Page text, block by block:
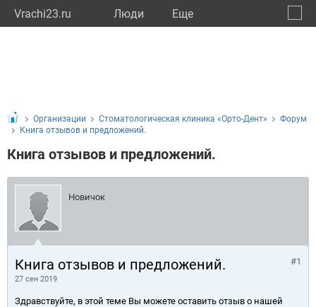
Vrachi23.ru Люди Eще
Организации Стоматологическая клиника «Орто-Дент»
Форум
Книга отзывов и предложений.
Книга отзывов и предложений.
Новичок
Книга отзывов и предложений.
27 сен 2019
#1
Здравствуйте, в этой теме Вы можете оставить отзыв о нашей